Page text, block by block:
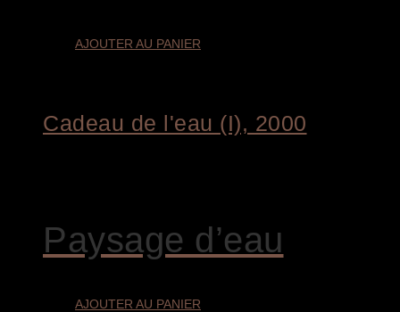
AJOUTER AU PANIER
Cadeau de l'eau (I), 2000
Paysage d’eau
AJOUTER AU PANIER